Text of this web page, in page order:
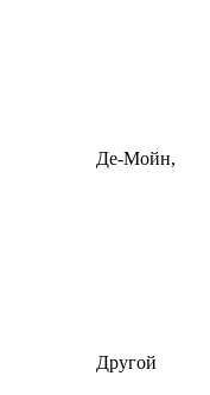
Де-Мойн,
Другой